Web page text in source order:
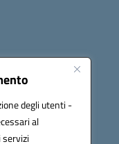
degli utenti -
al